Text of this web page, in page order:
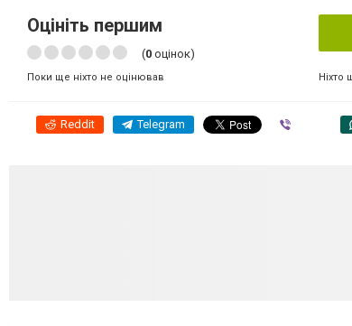
Оцініть першим
(0 оцінок)
Поки ще ніхто не оцінював Ніхто
Reddit Telegram